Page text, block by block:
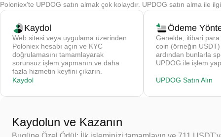
Poloniex'te UPDOG satın almak çok kolaydır. UPDOG satın alma ile
Kaydol
Web sitesi veya uygulama üzerinden
Poloniex hesabı açın ve KYC
doğrulamasını tamamlayarak
sorunsuz işlem yapmanın ve daha
fazla hizmetin keyfini çıkarın.
Kaydol
Ödeme
Genelde, itibari
coin (örneğin USDT)
ardından bunlarla
UPDOG ile işlem
UPDOG Satın Alın
Kaydolun ve Kazanın